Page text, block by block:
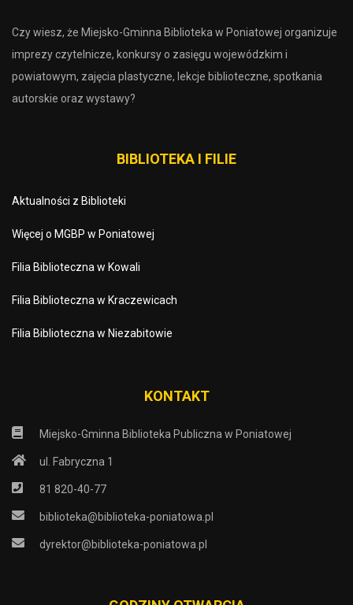
Czy wiesz, że Miejsko-Gminna Biblioteka w Poniatowej organizuje
imprezy czytelnicze, konkursy o zasięgu wojewódzkim i
powiatowym, zajęcia plastyczne, lekcje biblioteczne, spotkania
autorskie oraz wystawy?
BIBLIOTEKA I FILIE
Aktualności z Biblioteki
Więcej o MGBP w Poniatowej
Filia Biblioteczna w Kowali
Filia Biblioteczna w Kraczewicach
Filia Biblioteczna w Niezabitowie
KONTAKT
Miejsko-Gminna Biblioteka Publiczna w Poniatowej
ul. Fabryczna 1
81 820-40-77
biblioteka@biblioteka-poniatowa.pl
dyrektor@biblioteka-poniatowa.pl